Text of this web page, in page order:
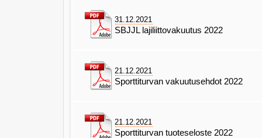
31.12.2021
SBJJL lajiliittovakuutus 2022
21.12.2021
Sporttiturvan vakuutusehdot 2022
21.12.2021
Sporttiturvan tuoteseloste 2022